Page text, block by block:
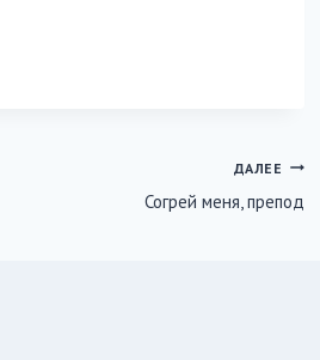
ДАЛЕЕ
Согрей меня, препод